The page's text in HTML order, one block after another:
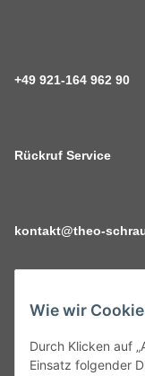
Wie wir
Durch Klicken auf
Einsatz folgender
+49 921-164 962 90
Rückruf Service
kontakt@theo-
Service